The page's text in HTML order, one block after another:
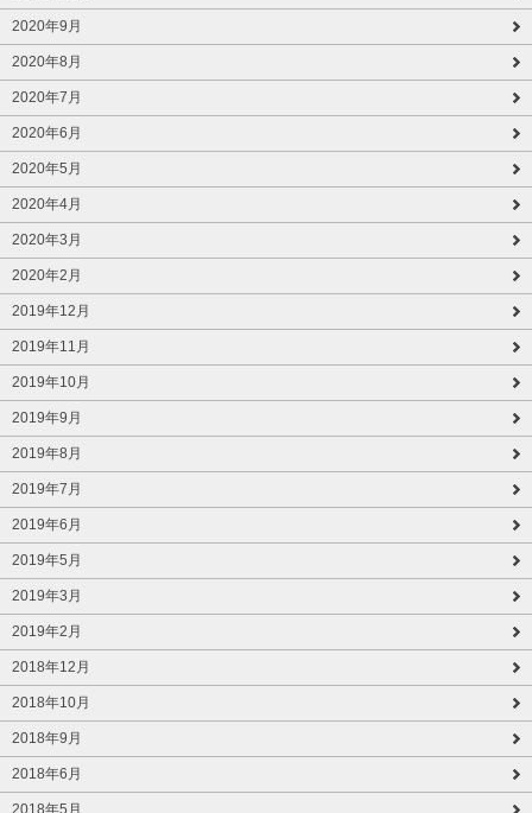
2020年9月
2020年8月
2020年7月
2020年6月
2020年5月
2020年4月
2020年3月
2020年2月
2019年12月
2019年11月
2019年10月
2019年9月
2019年8月
2019年7月
2019年6月
2019年5月
2019年3月
2019年2月
2018年12月
2018年10月
2018年9月
2018年6月
2018年5月